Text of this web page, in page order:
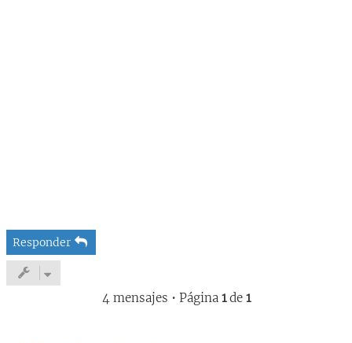
Responder
4 mensajes • Página 1de 1